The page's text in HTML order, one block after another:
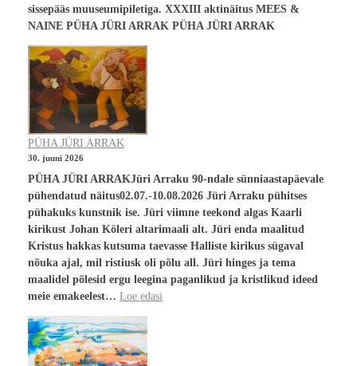
sissepääs muuseumipiletiga. XXXIII aktinäitus MEES &
NAINE PÜHA JÜRI ARRAK PÜHA JÜRI ARRAK
PÜHA JÜRI ARRAK
30. juuni 2026
PÜHA JÜRI ARRAKJüri Arraku 90-ndale sünniaastapäevale
pühendatud näitus02.07.-10.08.2026 Jüri Arraku pühitses
pühakuks kunstnik ise. Jüri viimne teekond algas Kaarli
kirikust Johan Köleri altarimaali alt. Jüri enda maalitud
Kristus hakkas kutsuma taevasse Halliste kirikus sügaval
nõuka ajal, mil ristiusk oli põlu all. Jüri hinges ja tema
maalidel põlesid ergu leegina paganlikud ja kristlikud ideed
meie emakeelest… Loe edasi